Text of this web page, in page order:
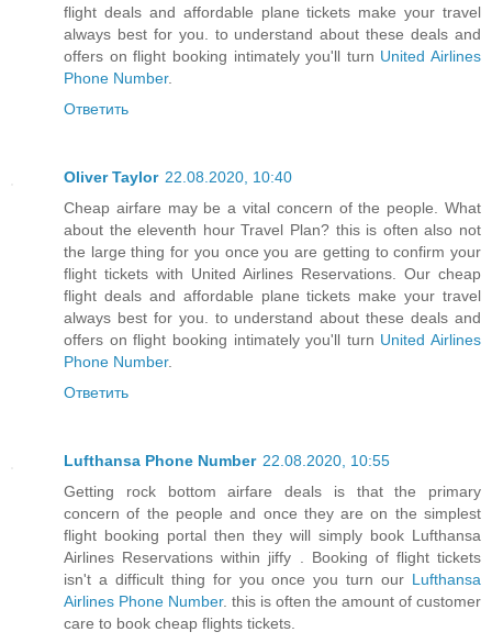
flight deals and affordable plane tickets make your travel
always best for you. to understand about these deals and
offers on flight booking intimately you'll turn United Airlines
Phone Number.
Ответить
Oliver Taylor 22.08.2020, 10:40
Cheap airfare may be a vital concern of the people. What
about the eleventh hour Travel Plan? this is often also not
the large thing for you once you are getting to confirm your
flight tickets with United Airlines Reservations. Our cheap
flight deals and affordable plane tickets make your travel
always best for you. to understand about these deals and
offers on flight booking intimately you'll turn United Airlines
Phone Number.
Ответить
Lufthansa Phone Number 22.08.2020, 10:55
Getting rock bottom airfare deals is that the primary
concern of the people and once they are on the simplest
flight booking portal then they will simply book Lufthansa
Airlines Reservations within jiffy . Booking of flight tickets
isn't a difficult thing for you once you turn our Lufthansa
Airlines Phone Number. this is often the amount of customer
care to book cheap flights tickets.